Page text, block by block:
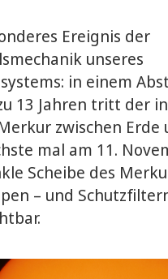
Ereignis der
unseres
in einem
13 Jahren tritt der
zwischen Erde
mal am 11.
Scheibe des
– und